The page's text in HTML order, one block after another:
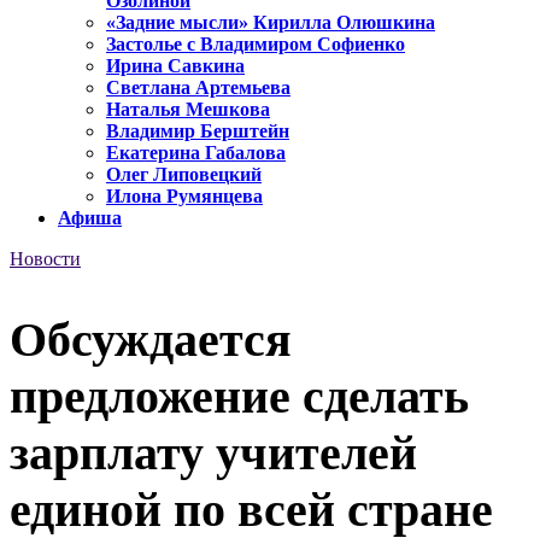
«Задние мысли» Кирилла Олюшкина
Застолье с Владимиром Софиенко
Ирина Савкина
Светлана Артемьева
Наталья Мешкова
Владимир Берштейн
Екатерина Габалова
Олег Липовецкий
Илона Румянцева
Афиша
Новости
Обсуждается
предложение сделать
зарплату учителей
единой по всей стране